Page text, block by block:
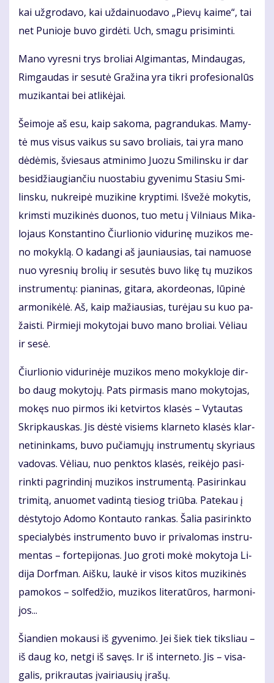
kai už­gro­da­vo, kai už­dai­nuo­da­vo „Pie­vų kai­me“, tai
net Pu­nio­je bu­vo gir­dė­ti. Uch, sma­gu pri­si­min­ti.
Ma­no vy­res­ni trys bro­liai Al­gi­man­tas, Min­dau­gas,
Rim­gau­das ir se­su­tė Gra­ži­na yra tik­ri pro­fe­sio­na­lūs
mu­zi­kan­tai bei at­li­kė­jai.
Šei­mo­je aš esu, kaip sa­ko­ma, pa­gran­du­kas. Ma­my­
tė mus vi­sus vai­kus su sa­vo bro­liais, tai yra ma­no
dė­dė­mis, švie­saus at­mi­ni­mo Juo­zu Smi­lins­ku ir dar
be­si­džiau­gian­čiu nuo­sta­biu gy­ve­ni­mu Sta­siu Smi­
lins­ku, nu­krei­pė mu­zi­ki­ne kryp­ti­mi. Iš­ve­žė mo­ky­tis,
krims­ti mu­zi­ki­nės duo­nos, tuo me­tu į Vil­niaus Mi­ka­
lo­jaus Kon­stan­ti­no Čiur­lio­nio vi­du­ri­nę mu­zi­kos me­
no mo­kyk­lą. O ka­dan­gi aš jau­niau­sias, tai na­muo­se
nuo vy­res­nių bro­lių ir se­su­tės bu­vo li­kę tų mu­zi­kos
in­stru­men­tų: pia­ni­nas, gi­ta­ra, akor­de­o­nas, lū­pi­nė
ar­mo­ni­kė­lė. Aš, kaip ma­žiau­sias, tu­rė­jau su kuo pa­
žais­ti. Pir­mie­ji mo­ky­to­jai bu­vo ma­no bro­liai. Vė­liau
ir se­sė.
Čiur­lio­nio vi­du­ri­nė­je mu­zi­kos me­no mo­kyk­lo­je dir­
bo daug mo­ky­to­jų. Pats pir­ma­sis ma­no mo­ky­to­jas,
mo­kęs nuo pir­mos iki ket­vir­tos kla­sės – Vy­tau­tas
Skrip­kaus­kas. Jis dės­tė vi­siems klar­ne­to kla­sės klar­
ne­ti­nin­kams, bu­vo pu­čia­mų­jų in­stru­men­tų sky­riaus
va­do­vas. Vė­liau, nuo penk­tos kla­sės, rei­kė­jo pa­si­
rink­ti pa­grin­di­nį mu­zi­kos in­stru­men­tą. Pa­si­rin­kau
tri­mi­tą, anuo­met va­din­tą tie­siog triū­ba. Pa­te­kau į
dės­ty­to­jo Ado­mo Kon­tau­to ran­kas. Ša­lia pa­si­rink­to
spe­cia­ly­bės in­stru­men­to bu­vo ir pri­va­lo­mas in­stru­
men­tas – for­te­pi­jo­nas. Juo gro­ti mo­kė mo­ky­to­ja Li­
di­ja Dorf­man. Aiš­ku, lau­kė ir vi­sos ki­tos mu­zi­ki­nės
pa­mo­kos – sol­fe­džio, mu­zi­kos li­te­ra­tū­ros, har­mo­ni­
jos...
Šian­dien mo­kau­si iš gy­ve­ni­mo. Jei šiek tiek tiks­liau –
iš daug ko, net­gi iš sa­vęs. Ir iš in­ter­ne­to. Jis – vi­sa­
ga­lis, pri­krau­tas įvai­riau­sių įra­šų.